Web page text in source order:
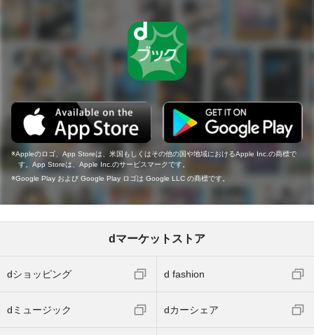
Appleのロゴ、App Storeは、米国もしくはその他の国や地域におけるApple Inc.の商標で
す。App Storeは、Apple Inc.のサービスマークです。
Google Play および Google Play ロゴは Google LLC の商標です。
dマーケットストア
dショッピング d fashion
dミュージック dカーシェア